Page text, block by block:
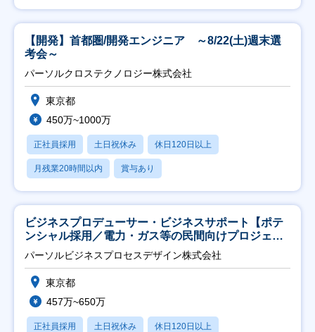
【開発】首都圏/開発エンジニア ～8/22(土)週末選
考会～
パーソルクロステクノロジー株式会社
東京都
450万~1000万
正社員採用 土日祝休み 休日120日以上
月残業20時間以内 賞与あり
ビジネスプロデューサー・ビジネスサポート【ポテ
ンシャル採用／電力・ガス等の民間向けプロジェク
ト推進】
パーソルビジネスプロセスデザイン株式会社
東京都
457万~650万
正社員採用 土日祝休み 休日120日以上